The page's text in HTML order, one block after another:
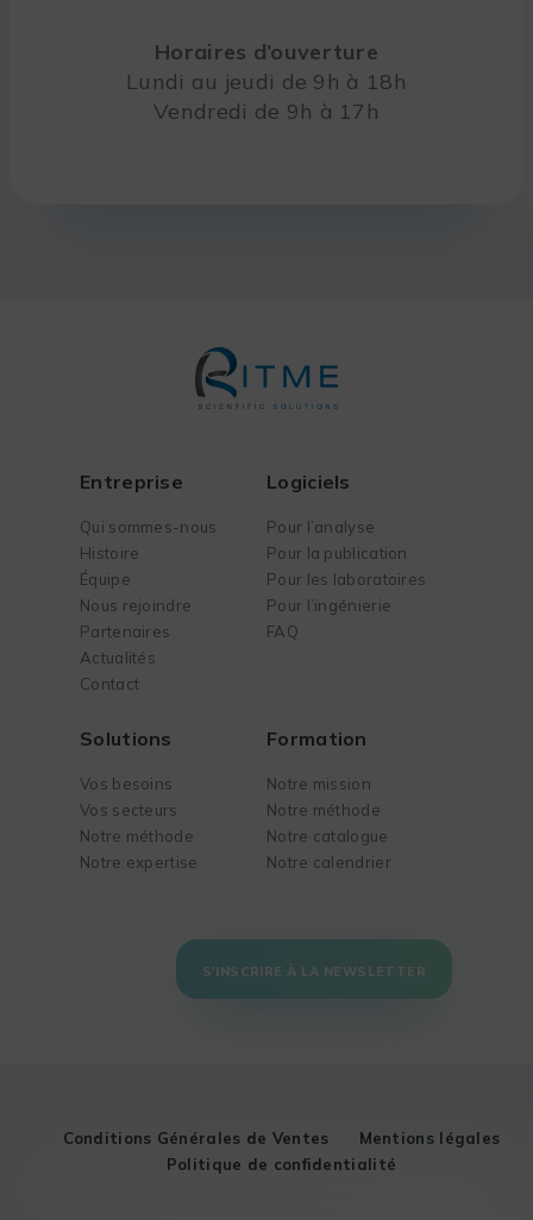
Horaires d’ouverture
Lundi au jeudi de 9h à 18h
Vendredi de 9h à 17h
Entreprise
Qui sommes-nous
Histoire
Équipe
Nous rejoindre
Partenaires
Actualités
Contact
Logiciels
Pour l’analyse
Pour la publication
Pour les laboratoires
Pour l’ingénierie
FAQ
Solutions
Vos besoins
Vos secteurs
Notre méthode
Notre expertise
Formation
Notre mission
Notre méthode
Notre catalogue
Notre calendrier
S'INSCRIRE À LA NEWSLETTER
Conditions Générales de Ventes
Mentions légales
Politique de confidentialité